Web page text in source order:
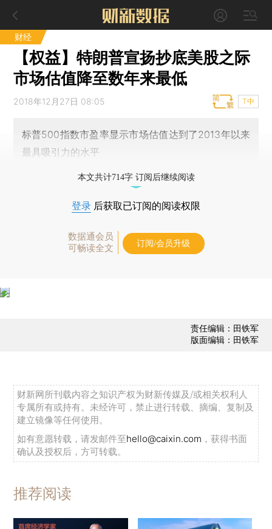
财经
【权益】特朗普宣扬抄底美股之际
市场估值降至数年来最低
2018年12月27日 08:05 T中
标普500指数市盈率显示市场估值达到了2013年以来
最具吸引力的水平
本文共计714字 订阅后继续阅读
登录 后获取已订阅的阅读权限
数据通会员
可畅读全文
订阅/会员升级
责任编辑：田铁军
版面编辑：田铁军
财新网所刊载内容之知识产权为财新传媒及/或相关权利人
专属所有或持有。未经许可，禁止进行转载、摘编、复制及
建立镜像等任何使用。
如有意愿转载，请发邮件至hello@caixin.com ，获得书面
确认及授权后，方可转载。
推荐阅读